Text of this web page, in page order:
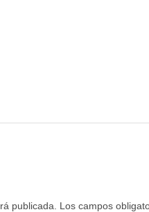
publicada. Los campos